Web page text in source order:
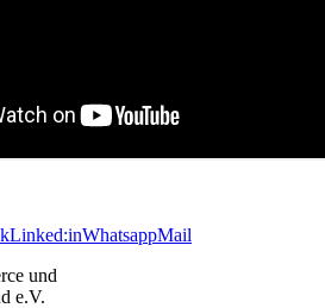
Linked:inWhatsappMail
und
e.V.